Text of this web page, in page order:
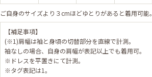
ご自身のサイズより３cmほどゆとりがあると着用可能。
【補足事項】
(※1)肩幅は袖と身頃の切替部分を直線で計測。
袖なしの場合、自身の肩幅が表記以上でも着用可。
※ドレスを平置きにて計測。
※タグ表記は1。